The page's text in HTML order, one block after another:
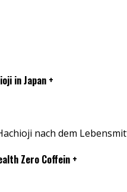
in Japan +
nach dem
Zero Coffein +